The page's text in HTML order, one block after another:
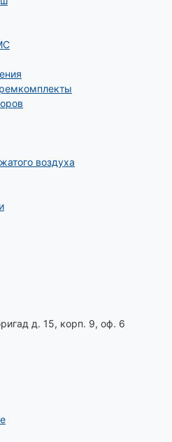
воздуха
д. 15, корп. 9, оф. 6